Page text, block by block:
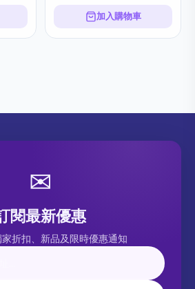
加入購物車
✉
閱最新優惠
折扣、新品及限時優惠通知